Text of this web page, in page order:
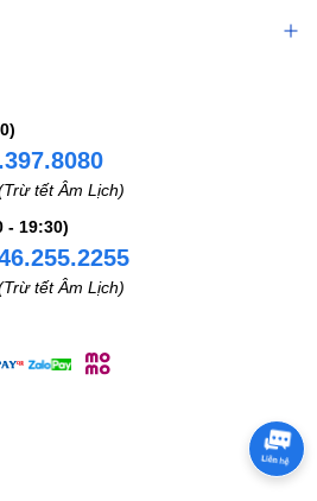
tết Âm Lịch)
- 19:30)
tết Âm Lịch)